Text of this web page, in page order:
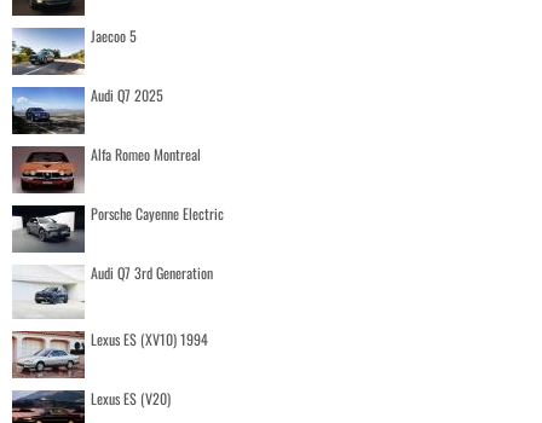
Jaecoo 5
Audi Q7 2025
Alfa Romeo Montreal
Porsche Cayenne Electric
Audi Q7 3rd Generation
Lexus ES (XV10) 1994
Lexus ES (V20)